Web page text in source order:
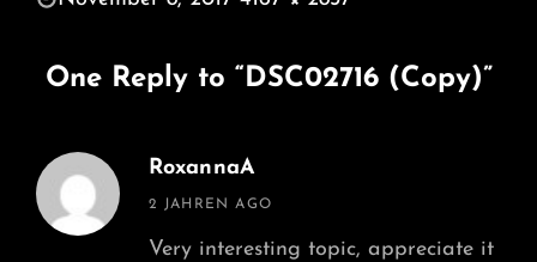
SIZE
One Reply to “DSC02716 (Copy)”
RoxannaA
says:
2 JAHREN AGO
Very interesting topic, appreciate it